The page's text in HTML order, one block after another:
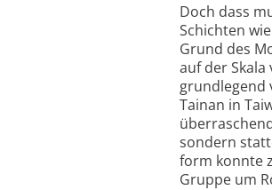
Doch dass
Schichten
Grund des
auf der
grundlegend
Tainan in
sondern
form konnte
Gruppe um